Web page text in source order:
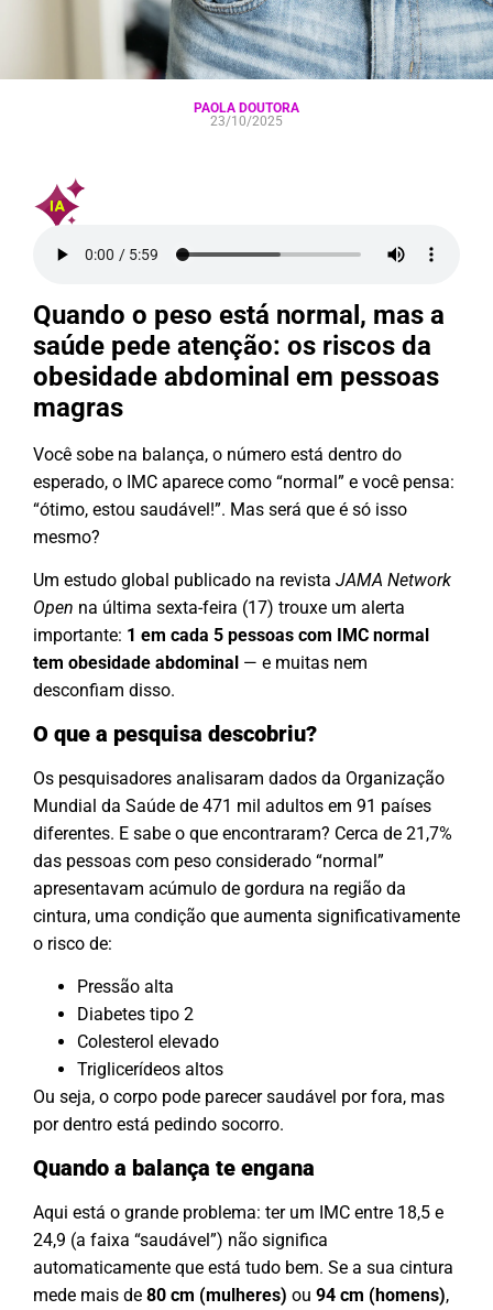
PAOLA DOUTORA
23/10/2025
Quando o peso está normal, mas a
saúde pede atenção: os riscos da
obesidade abdominal em pessoas
magras
Você sobe na balança, o número está dentro do
esperado, o IMC aparece como “normal” e você pensa:
“ótimo, estou saudável!”. Mas será que é só isso
mesmo?
Um estudo global publicado na revista JAMA Network
Open na última sexta-feira (17) trouxe um alerta
importante: 1 em cada 5 pessoas com IMC normal
tem obesidade abdominal — e muitas nem
desconfiam disso.
O que a pesquisa descobriu?
Os pesquisadores analisaram dados da Organização
Mundial da Saúde de 471 mil adultos em 91 países
diferentes. E sabe o que encontraram? Cerca de 21,7%
das pessoas com peso considerado “normal”
apresentavam acúmulo de gordura na região da
cintura, uma condição que aumenta significativamente
o risco de:
Pressão alta
Diabetes tipo 2
Colesterol elevado
Triglicerídeos altos
Ou seja, o corpo pode parecer saudável por fora, mas
por dentro está pedindo socorro.
Quando a balança te engana
Aqui está o grande problema: ter um IMC entre 18,5 e
24,9 (a faixa “saudável”) não significa
automaticamente que está tudo bem. Se a sua cintura
mede mais de 80 cm (mulheres) ou 94 cm (homens),